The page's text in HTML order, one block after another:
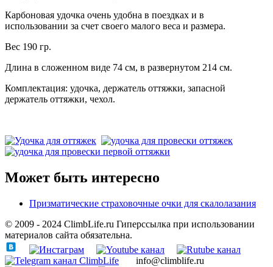
Карбоновая удочка очень удобна в поездках и в
использовании за счет своего малого веса и размера.
Вес 190 гр.
Длина в сложенном виде 74 см, в развернутом 214 см.
Комплектация: удочка, держатель оттяжки, запасной
держатель оттяжки, чехол.
Может быть интересно
Призматические страховочные очки для скалолазания
© 2009 - 2024 ClimbLife.ru Гиперссылка при использовании
материалов сайта обязательна.
info@climblife.ru